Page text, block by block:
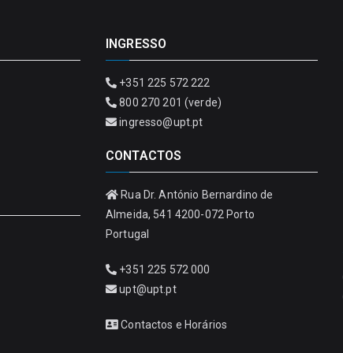
INGRESSO
+351 225 572 222
800 270 201 (verde)
ingresso@upt.pt
CONTACTOS
Rua Dr. António Bernardino de
Almeida, 541 4200-072 Porto
Portugal
+351 225 572 000
upt@upt.pt
Contactos e Horários